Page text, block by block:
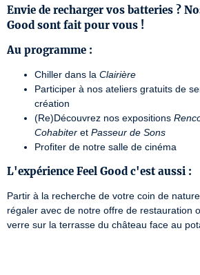
Envie de recharger vos batteries ?
Good sont fait pour vous !
Au programme :
Chiller dans la Clairière
Participer à nos ateliers gratuits de
création
(Re)Découvrez nos expositions
Cohabiter et Passeur de Sons
Profiter de notre salle de cinéma
L'expérience Feel Good c'est aussi :
Partir à la recherche de votre coin de
régaler avec de notre offre de restauration
verre sur la terrasse du château face au